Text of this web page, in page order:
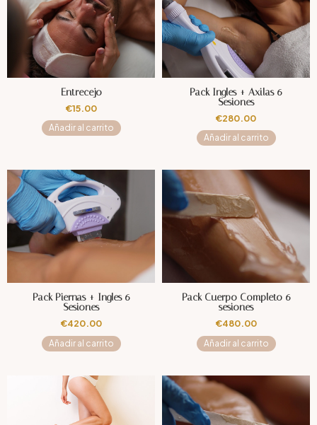
Entrecejo
€15.00
Añadir al carrito
Pack Ingles + Axilas 6
Sesiones
€280.00
Añadir al carrito
Pack Piernas + Ingles 6
Sesiones
€420.00
Añadir al carrito
Pack Cuerpo Completo 6
sesiones
€480.00
Añadir al carrito